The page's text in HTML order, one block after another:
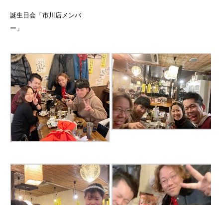
誕生日会「市川店メンバ
ー」